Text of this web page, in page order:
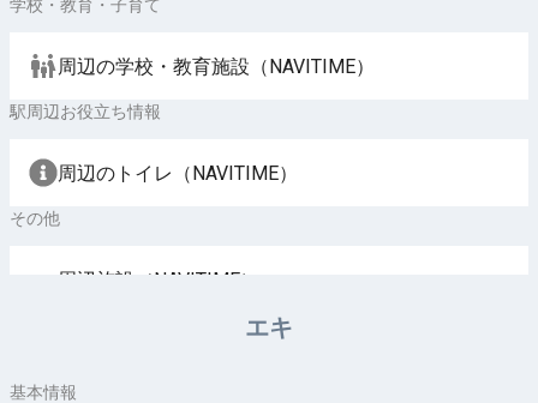
学校・教育・子育て
周辺の学校・教育施設（NAVITIME）
駅周辺お役立ち情報
周辺のトイレ（NAVITIME）
その他
周辺施設（NAVITIME）
エキ
基本情報